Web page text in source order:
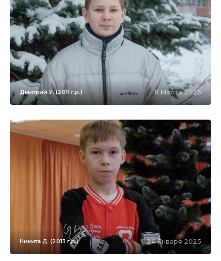
Дмитрий У. (2011 г.р.) 11 Марта 2025
Никита Д. (2013 г.р.) 24 Января 2025